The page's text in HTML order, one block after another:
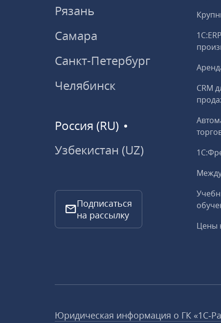
Рязань
Самара
Санкт-Петербург
Челябинск
Россия (RU)
Узбекистан (UZ)
Подписаться
на рассылку
CRM
Цены
Юридическая информация о ГК